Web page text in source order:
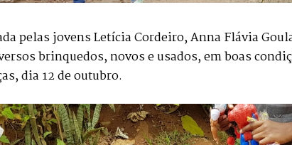
pelas jovens Letícia Cordeiro, Anna Flávia
brinquedos, novos e usados, em boas
dia 12 de outubro.